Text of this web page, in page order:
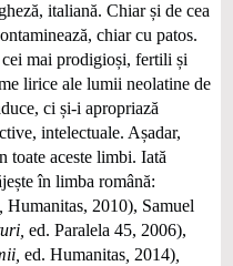
italiană. Chiar și de cea
chiar cu patos.
mai prodigioși, fertili și
lirice ale lumii neolatine de
ci și-i apropriază
intelectuale. Așadar,
toate aceste limbi. Iată
în limba română:
Humanitas, 2010), Samuel
ed. Paralela 45, 2006),
ed. Humanitas, 2014),